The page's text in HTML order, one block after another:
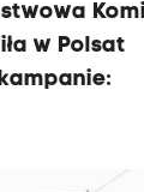
w Polsat